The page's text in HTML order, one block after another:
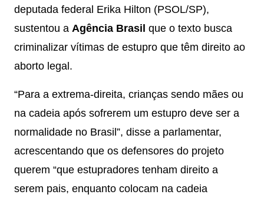
deputada federal Erika Hilton (PSOL/SP),
sustentou a Agência Brasil que o texto busca
criminalizar vítimas de estupro que têm direito ao
aborto legal.
“Para a extrema-direita, crianças sendo mães ou
na cadeia após sofrerem um estupro deve ser a
normalidade no Brasil”, disse a parlamentar,
acrescentando que os defensores do projeto
querem “que estupradores tenham direito a
serem pais, enquanto colocam na cadeia